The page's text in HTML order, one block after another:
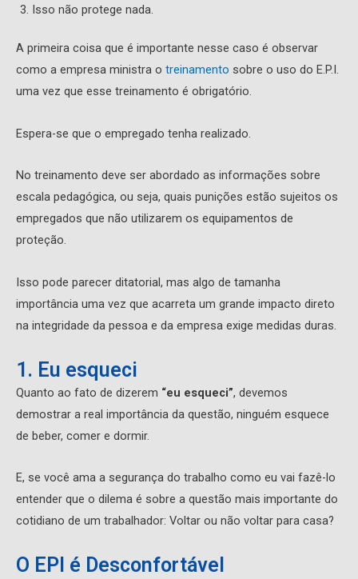
Isso não protege nada.
A primeira coisa que é importante nesse caso é observar
como a empresa ministra o treinamento sobre o uso do E.P.I.
uma vez que esse treinamento é obrigatório.
Espera-se que o empregado tenha realizado.
No treinamento deve ser abordado as informações sobre
escala pedagógica, ou seja, quais punições estão sujeitos os
empregados que não utilizarem os equipamentos de
proteção.
Isso pode parecer ditatorial, mas algo de tamanha
importância uma vez que acarreta um grande impacto direto
na integridade da pessoa e da empresa exige medidas duras.
1. Eu esqueci
Quanto ao fato de dizerem “eu esqueci”, devemos
demostrar a real importância da questão, ninguém esquece
de beber, comer e dormir.
E, se você ama a segurança do trabalho como eu vai fazê-lo
entender que o dilema é sobre a questão mais importante do
cotidiano de um trabalhador: Voltar ou não voltar para casa?
O EPI é Desconfortável